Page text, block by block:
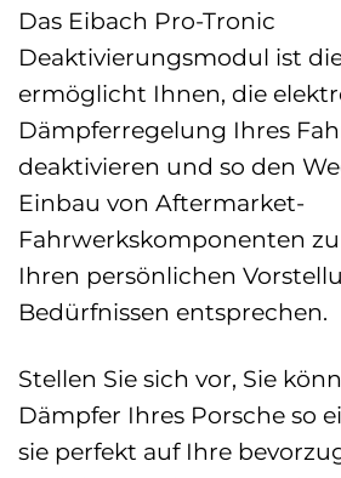
Das Eibach Pro-Tronic
Deaktivierungsmodul ist
ermöglicht Ihnen, die
Dämpferregelung Ihres
deaktivieren und so den
Einbau von Aftermarket-
Fahrwerkskomponenten
Ihren persönlichen
Bedürfnissen entsprechen.
Stellen Sie sich vor, Sie
Dämpfer Ihres Porsche so
sie perfekt auf Ihre